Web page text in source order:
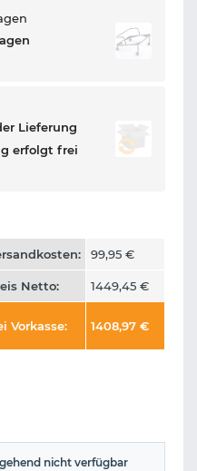
Lieferung
erfolgt frei
99,95 €
Netto: 1449,45 €
Vorkasse: 1408,97 €
nicht verfügbar